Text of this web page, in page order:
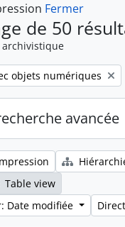
Fermer
de 50
filter:
objets numériques
avancée
Table view
Date modifiée